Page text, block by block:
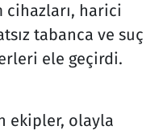
cihazları, harici
tabanca ve suç
ele geçirdi.
ekipler, olayla